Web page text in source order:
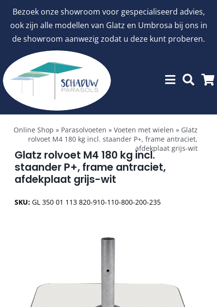
Bezoek onze showroom voor gespecialiseerd advies,
ook zijn alle modellen van Glatz en Umbrosa bij ons in
de showroom aanwezig zodat u deze kunt proberen.
inhoud
Toggle
Navigation
aanbiedingen
Stokparasols
Online Shop » Parasolvoeten » Voeten met wielen » Glatz
rolvoet M4 180 kg incl. staander P+, frame antraciet,
afdekplaat grijs-wit
Glatz rolvoet M4 180 kg incl.
staander P+, frame antraciet,
afdekplaat grijs-wit
SKU: GL 350 01 113 820-910-110-800-200-235